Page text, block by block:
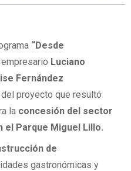
“Desde
Luciano
Fernández
proyecto que resultó
la concesión del sector
el Parque Miguel Lillo.
de
gastronómicas y